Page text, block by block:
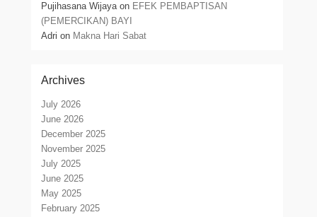
Pujihasana Wijayaon EFEK PEMBAPTISAN
(PEMERCIKAN) BAYI
Adri on Makna Hari Sabat
Archives
July 2026
June 2026
December 2025
November 2025
July 2025
June 2025
May 2025
February 2025